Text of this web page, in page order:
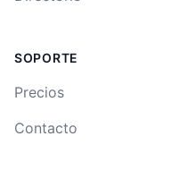
SOPORTE
Precios
Contacto